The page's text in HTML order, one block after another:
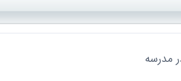
مدرسه